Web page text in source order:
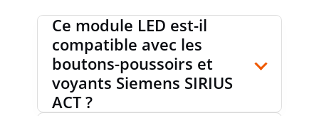
Ce module LED est-il
compatible avec les
boutons-poussoirs et
voyants Siemens SIRIUS
ACT ?